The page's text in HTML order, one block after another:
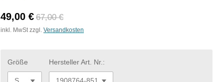
49,00 € 67,00 €
inkl. MwSt zzgl. Versandkosten
Größe Hersteller Art. Nr.: